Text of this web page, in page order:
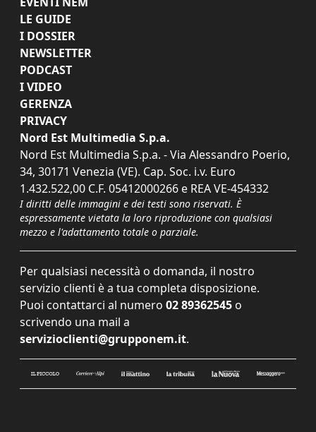
LE GUIDE
I DOSSIER
NEWSLETTER
PODCAST
I VIDEO
GERENZA
PRIVACY
Nord Est Multimedia S.p.a.
Nord Est Multimedia S.p.a. - Via Alessandro Poerio,
34, 30171 Venezia (VE). Cap. Soc. i.v. Euro
1.432.522,00 C.F. 05412000266 e REA VE-454332
I diritti delle immagini e dei testi sono riservati. È
espressamente vietata la loro riproduzione con qualsiasi
mezzo e l'adattamento totale o parziale.
Per qualsiasi necessità o domanda, il nostro
servizio clienti è a tua completa disposizione.
Puoi contattarci al numero 02 89362545 o
scrivendo una mail a
servizioclienti@grupponem.it.